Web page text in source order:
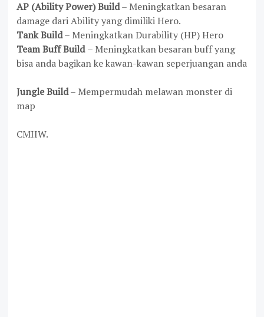
AP (Ability Power)Build– Meningkatkan besaran
damage dari Ability yang dimiliki Hero.
Tank Build– Meningkatkan Durability (HP) Hero
Team Buff Build – Meningkatkan besaran buff yang
bisa anda bagikan ke kawan-kawan seperjuangan anda
Jungle Build– Mempermudah melawan monster di
map
CMIIW.